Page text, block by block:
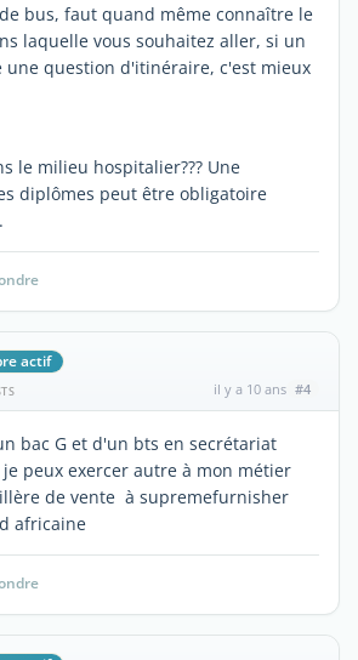
bus, faut quand même connaître le
laquelle vous souhaitez aller, si un
une question d'itinéraire, c'est mieux
le milieu hospitalier??? Une
diplômes peut être obligatoire
actif
il y a 10 ans #4
bac G et d'un bts en secrétariat
peux exercer autre à mon métier
de vente à supremefurnisher
africaine